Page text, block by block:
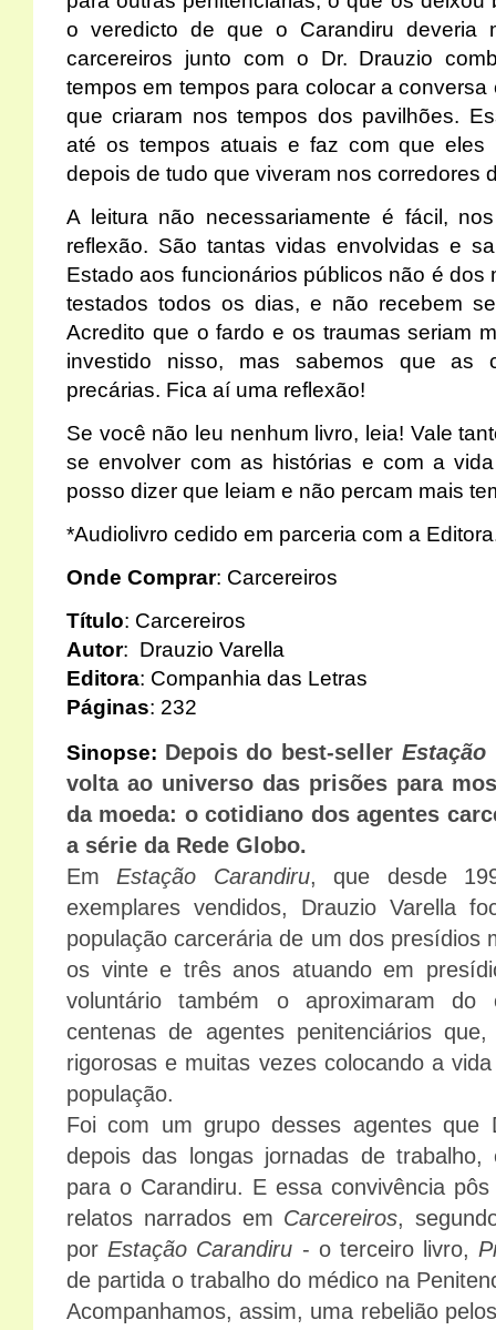
o veredicto de que o Carandiru deveria
carcereiros junto com o Dr. Drauzio
tempos em tempos para colocar a
que criaram nos tempos dos pavilhões.
até os tempos atuais e faz com que eles
depois de tudo que viveram nos corredores
A leitura não necessariamente é fácil,
reflexão. São tantas vidas envolvidas e
Estado aos funcionários públicos não é dos
testados todos os dias, e não recebem
Acredito que o fardo e os traumas seriam
investido nisso, mas sabemos que as
precárias. Fica aí uma reflexão!
Se você não leu nenhum livro, leia! Vale
se envolver com as histórias e com a
posso dizer que leiam e não percam mais
*Audiolivro cedido em parceria com a
Onde Comprar: Carcereiros
Título: Carcereiros
Autor: Drauzio Varella
Editora: Companhia das Letras
Páginas: 232
Sinopse: Depois do best-seller Estação
volta ao universo das prisões para
da moeda: o cotidiano dos agentes
a série da Rede Globo.
Em Estação Carandiru, que desde
exemplares vendidos, Drauzio Varella
população carcerária de um dos presídios
os vinte e três anos atuando em
voluntário também o aproximaram
centenas de agentes penitenciários
rigorosas e muitas vezes colocando a
população.
Foi com um grupo desses agentes que
depois das longas jornadas de
para o Carandiru. E essa convivência
relatos narrados em Carcereiros,
por Estação Carandiru - o terceiro livro,
de partida o trabalho do médico na
Acompanhamos, assim, uma rebelião